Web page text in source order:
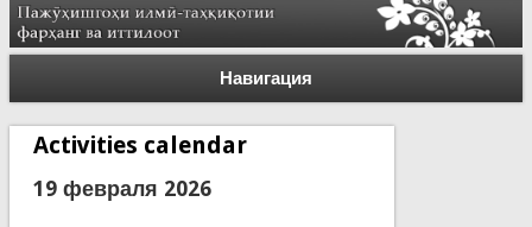
Навигация
Activities calendar
19 февраля 2026